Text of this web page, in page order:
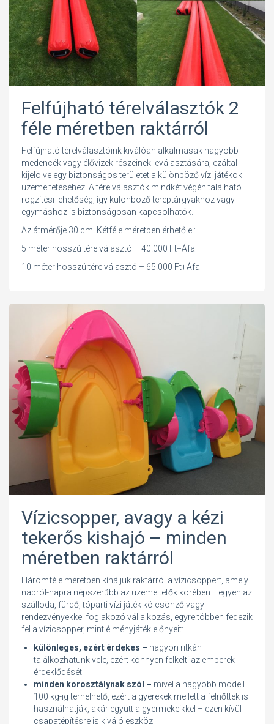
Felfújható térelválasztók 2
féle méretben raktárról
Felfújható térelválasztóink kiválóan alkalmasak nagyobb
medencék vagy élővizek részeinek leválasztására, ezáltal
kijelölve egy biztonságos területet a különböző vízi játékok
üzemeltetéséhez. A térelválasztók mindkét végén található
rögzítési lehetőség, így különböző tereptárgyakhoz vagy
egymáshoz is biztonságosan kapcsolhatók.
Az átmérője 30 cm. Kétféle méretben érhető el:
5 méter hosszú térelválasztó – 40.000 Ft+Áfa
10 méter hosszú térelválasztó – 65.000 Ft+Áfa
Vízicsopper, avagy a kézi
tekerős kishajó – minden
méretben raktárról
Háromféle méretben kínáljuk raktárról a vízicsoppert, amely
napról-napra népszerűbb az üzemeltetők körében. Legyen az
szálloda, fürdő, tóparti vízi játék kölcsönző vagy
rendezvényekkel foglakozó vállalkozás, egyre többen fedezik
fel a vízicsopper, mint élményjáték előnyeit:
különleges, ezért érdekes – nagyon ritkán
találkozhatunk vele, ezért könnyen felkelti az emberek
érdeklődését
minden korosztálynak szól – mivel a nagyobb modell
100 kg-ig terhelhető, ezért a gyerekek mellett a felnőttek is
használhatják, akár együtt a gyermekeikkel – ezen kívül
csapatépítésre is kiváló eszköz